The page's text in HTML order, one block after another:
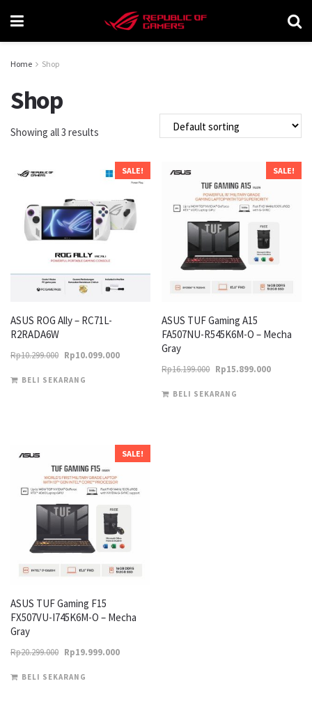
Home Shop
Shop
Showing all 3 results
SALE!
ASUS ROG Ally – RC71L-
R2RADA6W
Rp10.299.000 Original
Rp10.099.000Current
BELI SEKARANG
SALE!
ASUS TUF Gaming A15
FA507NU-R545K6M-O – Mecha
Gray
Rp16.199.000 Original
Rp15.899.000Current
BELI SEKARANG
SALE!
ASUS TUF Gaming F15
FX507VU-I745K6M-O – Mecha
Gray
Rp20.299.000 Original
Rp19.999.000Current
BELI SEKARANG